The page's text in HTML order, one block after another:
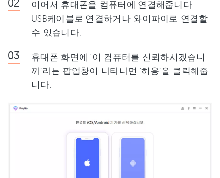
이어서 휴대폰을 컴퓨터에 연결해줍니다.
USB케이블로 연결하거나 와이파이로 연결할
수 있습니다.
휴대폰 화면에 ‘이 컴퓨터를 신뢰하시겠습니
까’라는 팝업창이 나타나면 ‘허용’을 클릭해줍
니다.